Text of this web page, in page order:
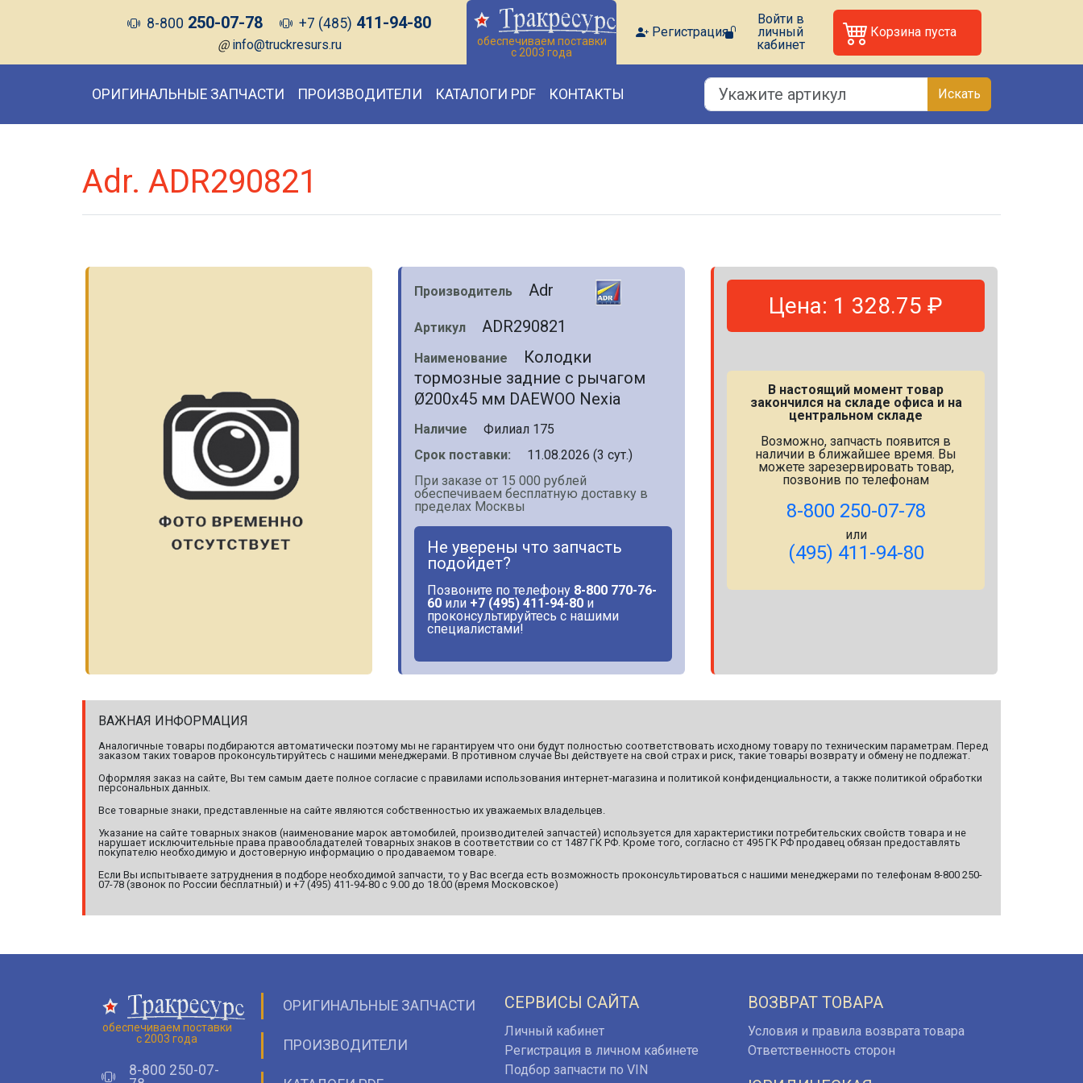
8-800 250-07-78 +7 (485) 411-94-80
@ info@truckresurs.ru
обеспечиваем поставки
с 2003 года
Регистрация
Войти в
личный
кабинет
Корзина пуста
ОРИГИНАЛЬНЫЕ ЗАПЧАСТИ ПРОИЗВОДИТЕЛИ КАТАЛОГИ PDF КОНТАКТЫ Искать
Adr. ADR290821
Производитель Adr
Артикул ADR290821
Наименование
Колодки
тормозные задние с рычагом
Ø200x45 мм DAEWOO Nexia
Наличие
Филиал 175
Срок поставки:
11.08.2026 (3 сут.)
При заказе от 15 000 рублей
обеспечиваем бесплатную доставку в
пределах Москвы
Не уверены что запчасть
подойдет?
Позвоните по телефону 8-800 770-76-
60 или +7 (495) 411-94-80 и
проконсультируйтесь с нашими
специалистами!
Цена: 1 328.75 ₽
В настоящий момент товар
закончился на складе офиса и на
центральном складе
Возможно, запчасть появится в
наличии в ближайшее время. Вы
можете зарезервировать товар,
позвонив по телефонам
8-800 250-07-78
или
(495) 411-94-80
ВАЖНАЯ ИНФОРМАЦИЯ
Аналогичные товары подбираются автоматически поэтому мы не гарантируем что они будут полностью соответствовать исходному товару по техническим параметрам. Перед
заказом таких товаров проконсультируйтесь с нашими менеджерами. В противном случае Вы действуете на свой страх и риск, такие товары возврату и обмену не подлежат.
Оформляя заказ на сайте, Вы тем самым даете полное согласие с правилами использования интернет-магазина и политикой конфиденциальности, а также политикой обработки
персональных данных.
Все товарные знаки, представленные на сайте являются собственностью их уважаемых владельцев.
Указание на сайте товарных знаков (наименование марок автомобилей, производителей запчастей) используется для характеристики потребительских свойств товара и не
нарушает исключительные права правообладателей товарных знаков в соответствии со ст 1487 ГК РФ. Кроме того, согласно ст 495 ГК РФ продавец обязан предоставлять
покупателю необходимую и достоверную информацию о продаваемом товаре.
Если Вы испытываете затруднения в подборе необходимой запчасти, то у Вас всегда есть возможность проконсультироваться с нашими менеджерами по телефонам 8-800 250-
07-78 (звонок по России бесплатный) и +7 (495) 411-94-80 с 9.00 до 18.00 (время Московское)
обеспечиваем поставки
с 2003 года
8-800 250-07-
ОРИГИНАЛЬНЫЕ ЗАПЧАСТИ
ПРОИЗВОДИТЕЛИ
СЕРВИСЫ САЙТА
Личный кабинет
Регистрация в личном кабинете
Подбор запчасти по VIN
ВОЗВРАТ ТОВАРА
Условия и правила возврата товара
Ответственность сторон